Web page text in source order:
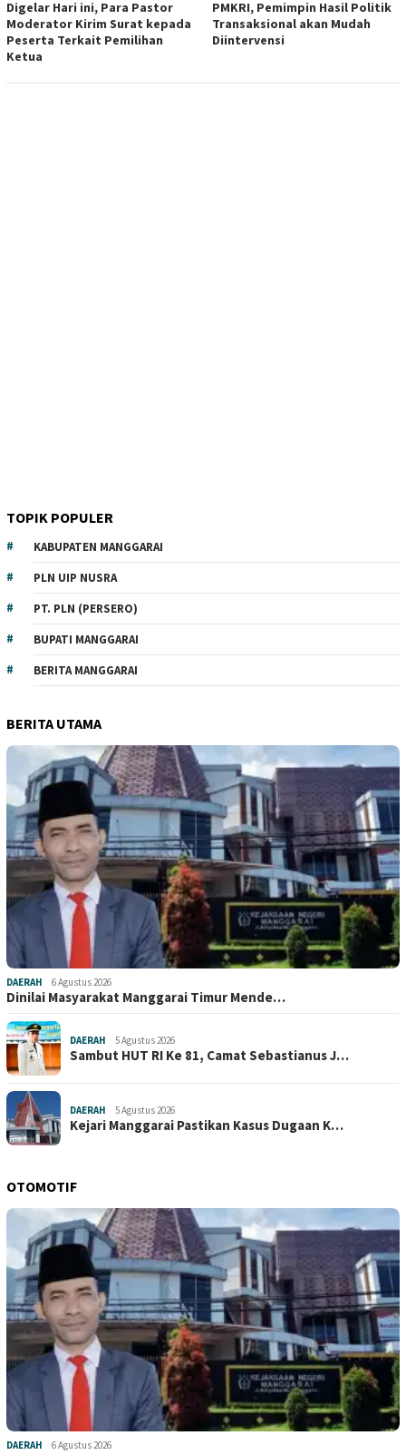
Digelar Hari ini, Para Pastor
Moderator Kirim Surat kepada
Peserta Terkait Pemilihan
Ketua
PMKRI, Pemimpin Hasil Politik
Transaksional akan Mudah
Diintervensi
TOPIK POPULER
KABUPATEN MANGGARAI
PLN UIP NUSRA
PT. PLN (PERSERO)
BUPATI MANGGARAI
BERITA MANGGARAI
BERITA UTAMA
DAERAH 6 Agustus 2026
Dinilai Masyarakat Manggarai Timur Mende…
DAERAH 5 Agustus 2026
Sambut HUT RI Ke 81, Camat Sebastianus J…
DAERAH 5 Agustus 2026
Kejari Manggarai Pastikan Kasus Dugaan K…
OTOMOTIF
DAERAH 6 Agustus 2026